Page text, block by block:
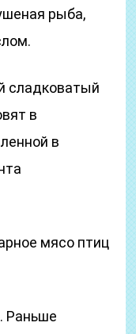
рыба,
сладковатый
в
в
мясо птиц
Раньше